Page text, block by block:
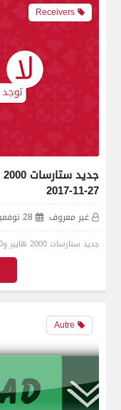
Receivers
27-11-2017 ‏
غير معروف 28 نوفمبر 2017
جديد ستارسات 2000 هايبر و2020 سوبر النسخة 2.21 بتاريخ 27-11-2017 ‏
Autre